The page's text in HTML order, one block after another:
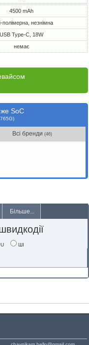
4500 mAh
полімерна, незнімна
USB Type-C, 18W
немає
SoC
Всі бренди(46)
Більше...
ШІ